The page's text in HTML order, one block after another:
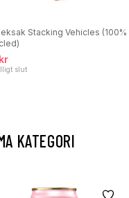
Stacking Vehicles (100%
slut
KATEGORI